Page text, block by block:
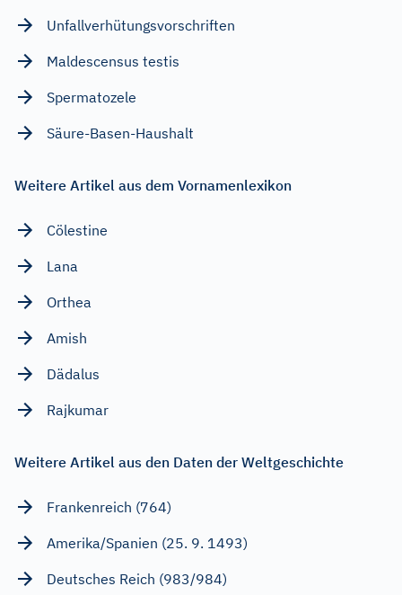
Unfallverhütungsvorschriften
Maldescensus testis
Spermatozele
Säure-Basen-Haushalt
Weitere Artikel aus dem Vornamenlexikon
Cölestine
Lana
Orthea
Amish
Dädalus
Rajkumar
Weitere Artikel aus den Daten der Weltgeschichte
Frankenreich (764)
Amerika/Spanien (25. 9. 1493)
Deutsches Reich (983/984)